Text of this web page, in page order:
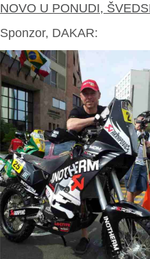
NOVO U PONUDI,
Sponzor, DAKAR: